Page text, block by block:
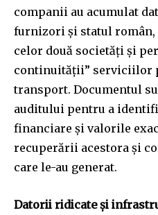
companii au acumulat
furnizori și statul român,
celor două societăți și
continuității” serviciilor
transport. Documentul
auditului pentru a
financiare și valorile
recuperării acestora și
care le-au generat.
Datorii ridicate și